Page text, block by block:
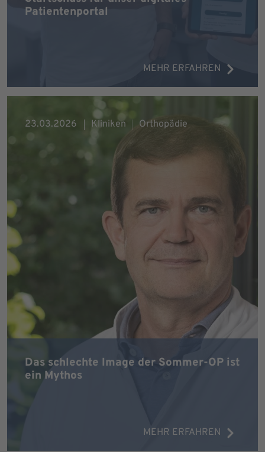
Patientenportal
MEHR ERFAHREN
Das schlechte Image der Sommer-OP ist
ein Mythos
MEHR ERFAHREN
23.03.2026 Kliniken Orthopädie